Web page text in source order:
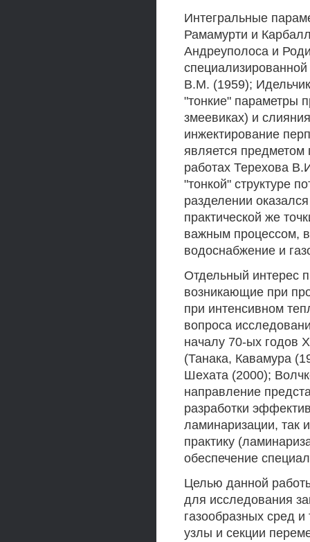
Интегральные
Рамамурти и
Андреуполоса и
В.М. (1959);
"тонкие" параметры
змеевиках) и
инжектирование
является предметом
работах Терехова
"тонкой" структуре
разделении
практической же
важным процессом, в
водоснабжение и
Отдельный интерес
возникающие при
при интенсивном
вопроса
началу 70-ых годов
(Танака, Кавамура
Шехата (2000);
направление
разработки
ламинаризации, так
практику
обеспечение
Целью данной
для исследования
газообразных сред
узлы и секции